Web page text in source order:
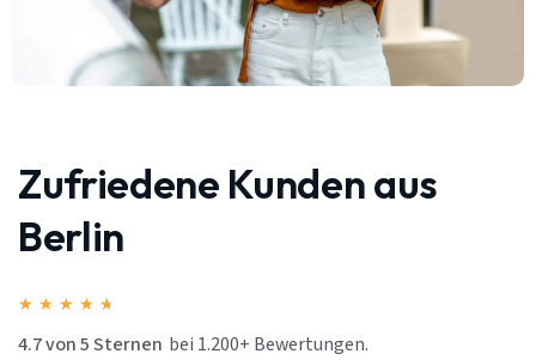
Zufriedene Kunden aus
Berlin
★ ★ ★ ★ ★
4.7 von 5 Sternen bei 1.200+ Bewertungen.